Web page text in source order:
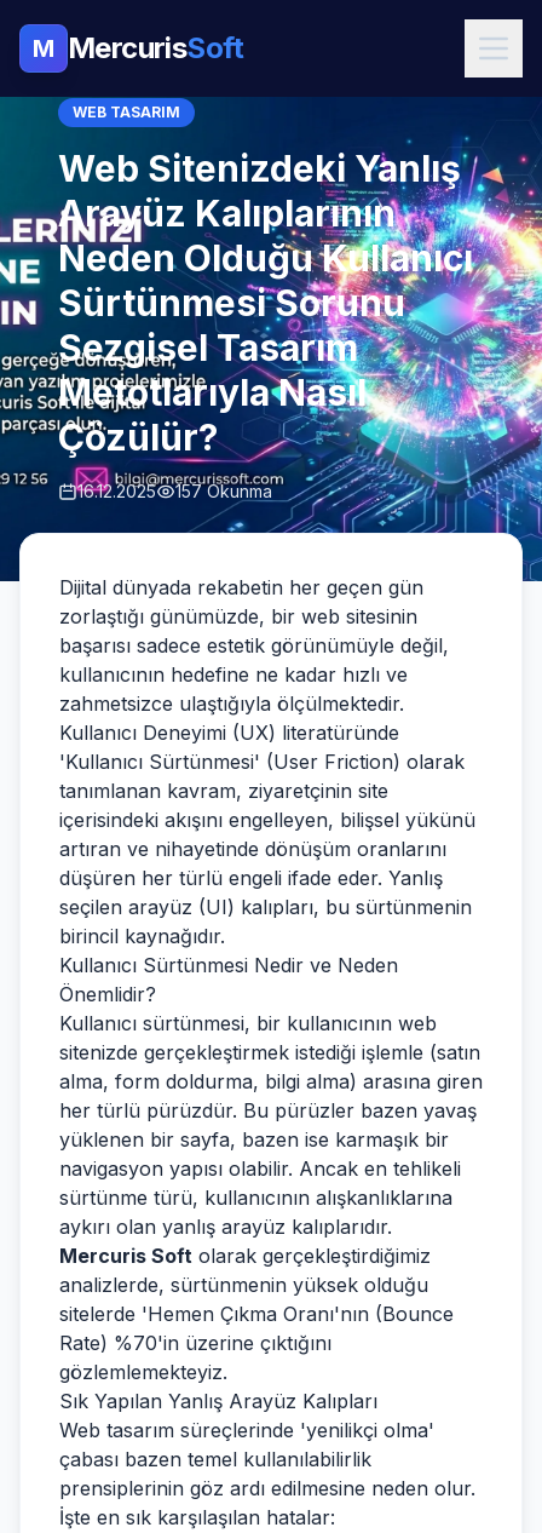
M MercurisSoft
WEB TASARIM
Web Sitenizdeki Yanlış
Arayüz Kalıplarının
Neden Olduğu Kullanıcı
Sürtünmesi Sorunu
Sezgisel Tasarım
Metotlarıyla Nasıl
Çözülür?
16.12.2025 157 Okunma
Dijital dünyada rekabetin her geçen gün
zorlaştığı günümüzde, bir web sitesinin
başarısı sadece estetik görünümüyle değil,
kullanıcının hedefine ne kadar hızlı ve
zahmetsizce ulaştığıyla ölçülmektedir.
Kullanıcı Deneyimi (UX) literatüründe
'Kullanıcı Sürtünmesi' (User Friction) olarak
tanımlanan kavram, ziyaretçinin site
içerisindeki akışını engelleyen, bilişsel yükünü
artıran ve nihayetinde dönüşüm oranlarını
düşüren her türlü engeli ifade eder. Yanlış
seçilen arayüz (UI) kalıpları, bu sürtünmenin
birincil kaynağıdır.
Kullanıcı Sürtünmesi Nedir ve Neden
Önemlidir?
Kullanıcı sürtünmesi, bir kullanıcının web
sitenizde gerçekleştirmek istediği işlemle (satın
alma, form doldurma, bilgi alma) arasına giren
her türlü pürüzdür. Bu pürüzler bazen yavaş
yüklenen bir sayfa, bazen ise karmaşık bir
navigasyon yapısı olabilir. Ancak en tehlikeli
sürtünme türü, kullanıcının alışkanlıklarına
aykırı olan yanlış arayüz kalıplarıdır.
Mercuris Soft olarak gerçekleştirdiğimiz
analizlerde, sürtünmenin yüksek olduğu
sitelerde 'Hemen Çıkma Oranı'nın (Bounce
Rate) %70'in üzerine çıktığını
gözlemlemekteyiz.
Sık Yapılan Yanlış Arayüz Kalıpları
Web tasarım süreçlerinde 'yenilikçi olma'
çabası bazen temel kullanılabilirlik
prensiplerinin göz ardı edilmesine neden olur.
İşte en sık karşılaşılan hatalar: